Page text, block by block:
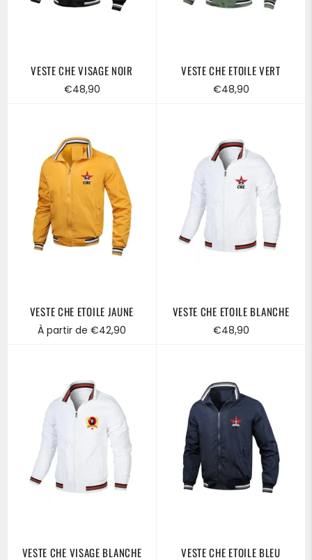
VESTE CHE VISAGE NOIR
Prix
€48,90
VESTE CHE ETOILE VERT
Prix
€48,90
VESTE CHE ETOILE JAUNE
À partir de €42,90
VESTE CHE ETOILE BLANCHE
Prix
€48,90
VESTE CHE VISAGE BLANCHE VESTE CHE ETOILE BLEU